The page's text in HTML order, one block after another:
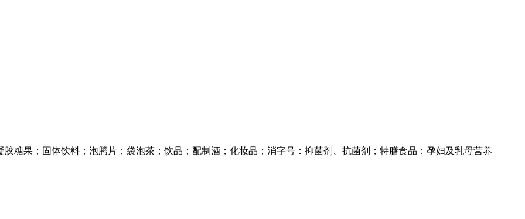
糖果；固体饮料；泡腾片；袋泡茶；饮品；配制酒；化妆品；消字号：抑菌剂、抗菌剂；特膳食品：孕妇及乳母营养